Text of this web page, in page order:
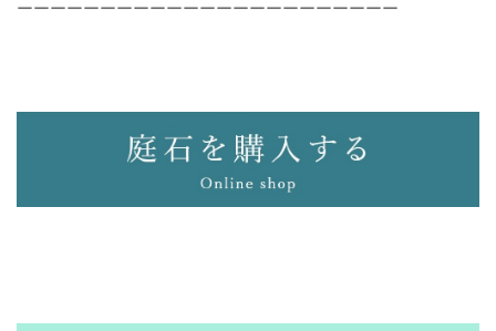
ーーーーーーーーーーーーーーーーーーーーーーー